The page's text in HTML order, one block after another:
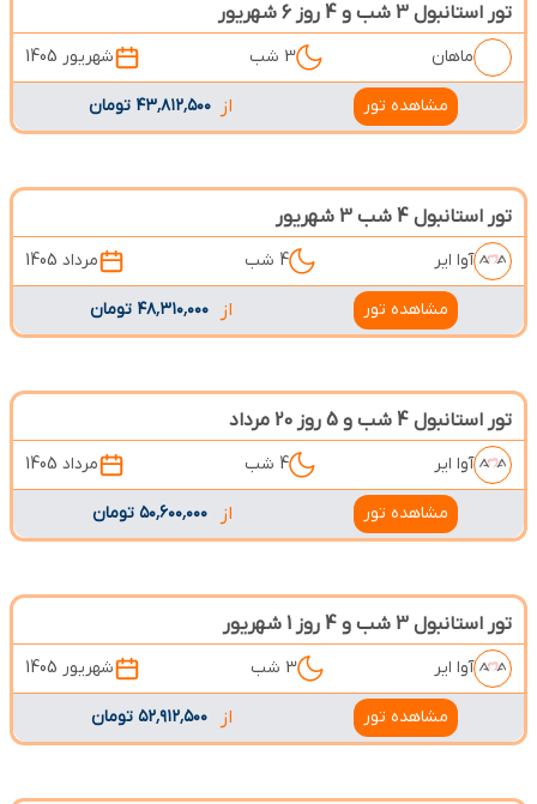
تور استانبول 3 شب و 4 روز 6 شهریور
ماهان 3 شب شهریور 1405
مشاهده تور از ۴۳٬۸۱۲٬۵۰۰ تومان
تور استانبول 4 شب 3 شهریور
آوا ایر 4 شب مرداد 1405
مشاهده تور از ۴۸٬۳۱۰٬۰۰۰ تومان
تور استانبول 4 شب و 5 روز 20 مرداد
آوا ایر 4 شب مرداد 1405
مشاهده تور از ۵۰٬۶۰۰٬۰۰۰ تومان
تور استانبول 3 شب و 4 روز 1 شهریور
آوا ایر 3 شب شهریور 1405
مشاهده تور از ۵۲٬۹۱۲٬۵۰۰ تومان